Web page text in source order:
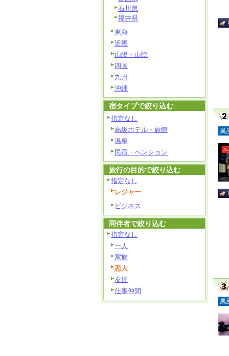
風
風
石川県
福井県
東海
近畿
山陽・山陰
四国
九州
沖縄
宿タイプで絞り込む
指定なし
高級ホテル・旅館
温泉
民宿・ペンション
旅行の目的で絞り込む
指定なし
レジャー
ビジネス
同伴者で絞り込む
指定なし
一人
家族
恋人
友達
仕事仲間